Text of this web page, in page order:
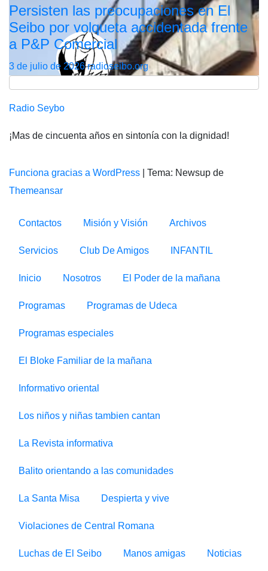
Persisten las preocupaciones en El
Seibo por volqueta accidentada frente
a P&P Comercial
3 de julio de 2026radioseibo.org
Radio Seybo
¡Mas de cincuenta años en sintonía con la dignidad!
Funciona gracias a WordPress
Tema: Newsup de
Themeansar
Contactos Misión y Visión Archivos
Servicios Club De Amigos INFANTIL
Inicio Nosotros El Poder de la mañana
Programas Programas de Udeca
Programas especiales
El Bloke Familiar de la mañana
Informativo oriental
Los niños y niñas tambien cantan
La Revista informativa
Balito orientando a las comunidades
La Santa Misa Despierta y vive
Violaciones de Central Romana
Luchas de El Seibo Manos amigas Noticias